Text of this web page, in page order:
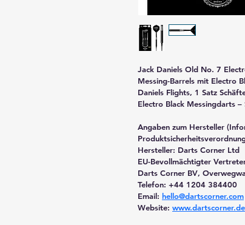
Jack Daniels Old No. 7
Messing-Barrels mit Electro
Daniels Flights, 1 Satz
Electro Black Messingdarts
Angaben zum Hersteller
Hersteller: Darts Corner Ltd
EU-Bevollmächtigter
Darts Corner BV,
Telefon: +44 1204 384400
Email: hello@dartscorner.com
Website: www.dartscorner.de